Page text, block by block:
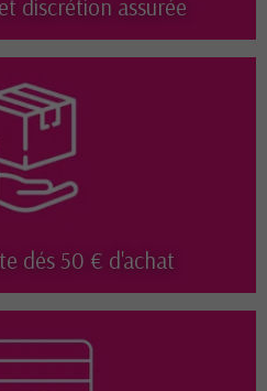
discrétion assurée
dés 50 € d'achat